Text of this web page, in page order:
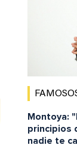
Montoya:
principios
nadie te